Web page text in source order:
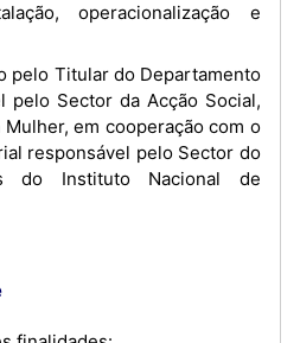
operacionalização e
pelo Sector da Acção Social,
em cooperação com o
responsável pelo Sector do
do Instituto Nacional de